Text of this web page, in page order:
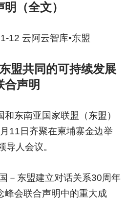
（全文）
12 云阿云智库•东盟
盟共同的可持续发展
合声明
东南亚国家联盟（东盟）
11日齐聚在柬埔寨金边举
人会议。
－东盟建立对话关系30周年
峰会联合声明中的重大成